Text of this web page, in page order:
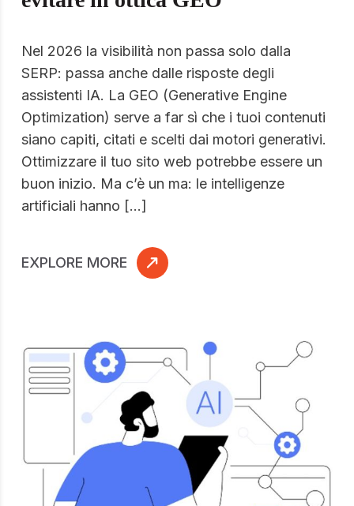
Nel 2026 la visibilità non passa solo dalla
SERP: passa anche dalle risposte degli
assistenti IA. La GEO (Generative Engine
Optimization) serve a far sì che i tuoi contenuti
siano capiti, citati e scelti dai motori generativi.
Ottimizzare il tuo sito web potrebbe essere un
buon inizio. Ma c’è un ma: le intelligenze
artificiali hanno […]
EXPLORE MORE